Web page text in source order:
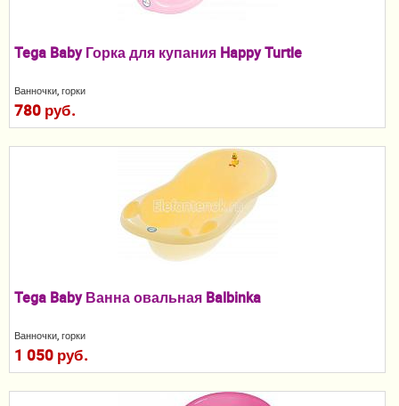
Кормление
Гигиена и уход
Безопасность ребенка
Ходунки и прыгунки
Сумки для мам и детей
Кенгуру и слинги
Tega Baby Горка для купания Happy Turtle
Ванночки, горки
780 руб.
Tega Baby Ванна овальная Balbinka
Ванночки, горки
1 050 руб.